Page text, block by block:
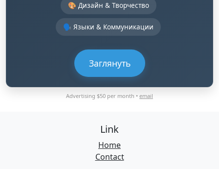
🎨 Дизайн & Творчество
🗣️ Языки & Коммуникации
Заглянуть
Advertising $50 per month • email
Link
Home
Contact